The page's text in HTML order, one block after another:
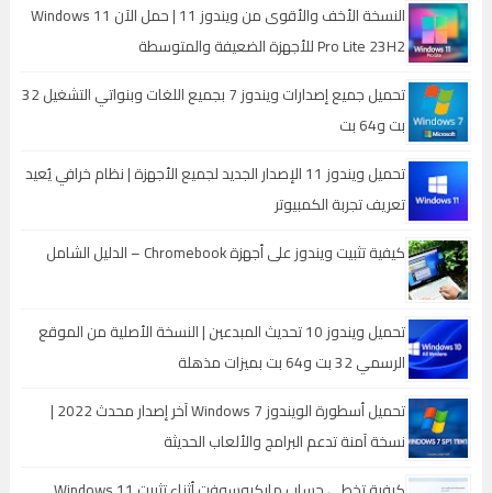
النسخة الأخف والأقوى من ويندوز 11 | حمل الآن Windows 11
Pro Lite 23H2 للأجهزة الضعيفة والمتوسطة
تحميل جميع إصدارات ويندوز 7 بجميع اللغات وبنواتي التشغيل 32
بت و64 بت
تحميل ويندوز 11 الإصدار الجديد لجميع الأجهزة | نظام خرافي يُعيد
تعريف تجربة الكمبيوتر
كيفية تثبيت ويندوز على أجهزة Chromebook – الدليل الشامل
تحميل ويندوز 10 تحديث المبدعين | النسخة الأصلية من الموقع
الرسمي 32 بت و64 بت بميزات مذهلة
تحميل أسطورة الويندوز Windows 7 آخر إصدار محدث 2022 |
نسخة آمنة تدعم البرامج والألعاب الحديثة